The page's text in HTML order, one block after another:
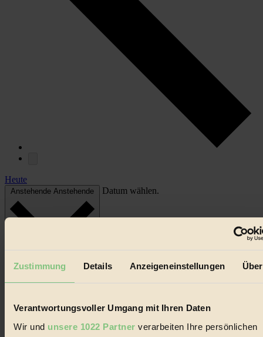
Zustimmung Details Anzeigeneinstellungen
Verantwortungsvoller Umgang mit Ihren Daten
Wir und unsere 1022 Partner verarbeiten Ihre persönlichen
Heute
Anstehende Anstehende Datum wählen.